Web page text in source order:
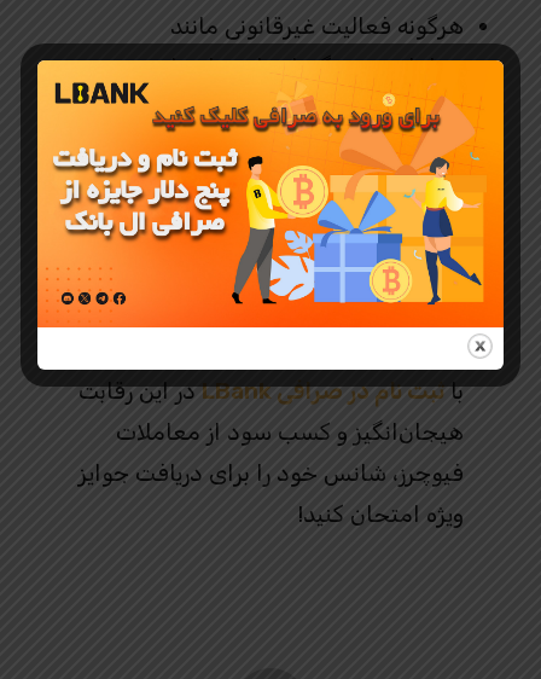
هرگونه فعالیت غیرقانونی مانند
معاملات خودگردان، استفاده از چند
حساب، یا معاملات ساختگی باعث
محرومیت از رقابت خواهد شد.
صرافی LBank
حق تفسیر نهایی
قوانین را دارد و هرگونه تغییرات در
قوانین، از طریق پلتفرم اعلام خواهد
شد.
باثبت‌ نام در صرافی LBank
در این رقابت
هیجان‌انگیز و کسب سود از معاملات
فیوچرز، شانس خود را برای دریافت جوایز
ویژه امتحان کنید!